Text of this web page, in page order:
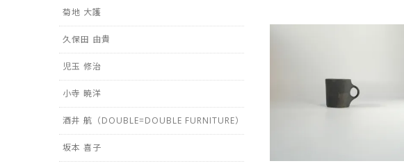
菊地 大護
久保田 由貴
児玉 修治
小寺 暁洋
酒井 航（DOUBLE=DOUBLE FURNITURE）
坂本 喜子